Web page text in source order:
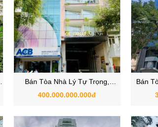
Bán Tòa Nhà Lý Tự Trọng,
Phường Bến Thành, Quận 1, Hồ
400.000.000.000đ
Bán